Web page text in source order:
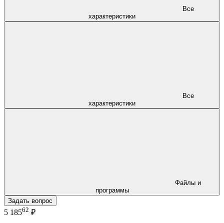
характеристики
характеристики
программы
Задать вопрос
5 18562 ₽